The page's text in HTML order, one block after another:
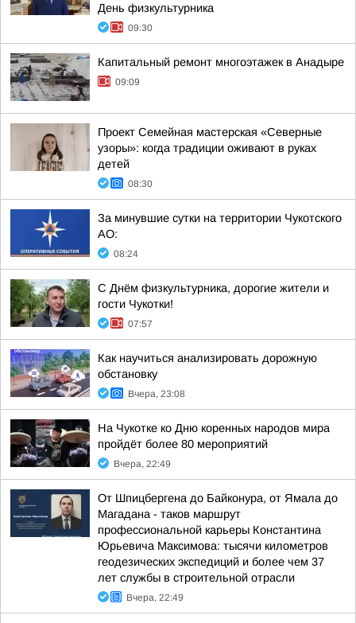
День физкультурника
09:30
Капитальный ремонт многоэтажек в Анадыре
09:09
Проект Семейная мастерская «Северные
узоры»: когда традиции оживают в руках
детей
08:30
За минувшие сутки на территории Чукотского
АО:
08:24
С Днём физкультурника, дорогие жители и
гости Чукотки!
07:57
Как научиться анализировать дорожную
обстановку
Вчера, 23:08
На Чукотке ко Дню коренных народов мира
пройдёт более 80 мероприятий
Вчера, 22:49
От Шпицбергена до Байконура, от Ямала до
Магадана - таков маршрут
профессиональной карьеры Константина
Юрьевича Максимова: тысячи километров
геодезических экспедиций и более чем 37
лет службы в строительной отрасли
Вчера, 22:49